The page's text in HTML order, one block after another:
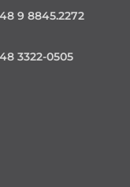
48 9 8845.2272
48 3322-0505